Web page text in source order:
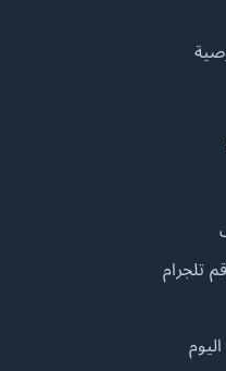
تلجرام